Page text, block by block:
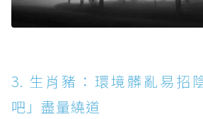
3. 生肖豬：環境髒亂易招
吧」盡量繞道